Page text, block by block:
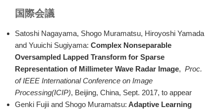
k
国際会議
Satoshi Nagayama, Shogo Muramatsu, Hiroyoshi Yamada
and Yuuichi Sugiyama: Complex Nonseparable
Oversampled Lapped Transform for Sparse
Representation of Millimeter Wave Radar Image, Proc.
of IEEE International Conference on Image
Processing(ICIP), Beijing, China, Sept. 2017, to appear
Genki Fujii and Shogo Muramatsu: Adaptive Learning